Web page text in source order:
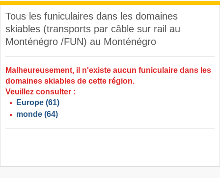
Tous les funiculaires dans les domaines
skiables (transports par câble sur rail au
Monténégro /FUN) au Monténégro​
Malheureusement, il n'existe aucun funiculaire dans les
domaines skiables de cette région.
Veuillez consulter :
Europe (61)
monde (64)